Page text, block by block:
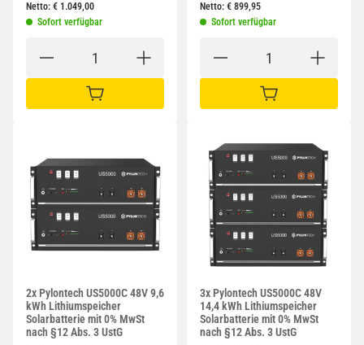
Netto: € 1.049,00
Sofort verfügbar
IN DEN WARENKORB
Netto: € 899,95
Sofort verfügbar
IN DEN WARENKORB
2x Pylontech US5000C 48V 9,6
kWh Lithiumspeicher
Solarbatterie mit 0% MwSt
nach §12 Abs. 3 UstG
3x Pylontech US5000C 48V
14,4 kWh Lithiumspeicher
Solarbatterie mit 0% MwSt
nach §12 Abs. 3 UstG